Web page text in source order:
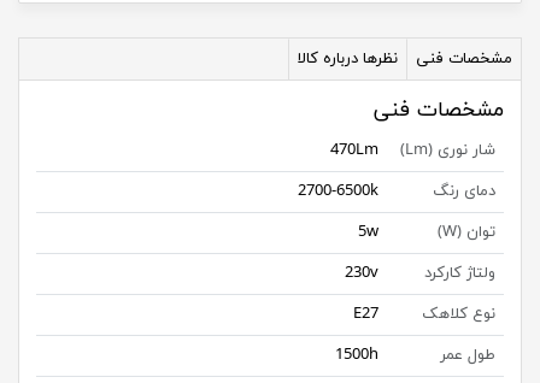
مشخصات فنی نظرها درباره کالا
مشخصات فنی
شار نوری (Lm)
470Lm
دمای رنگ
2700-6500k
توان (W)
5w
ولتاژ کارکرد
230v
نوع کلاهک
E27
طول عمر
1500h